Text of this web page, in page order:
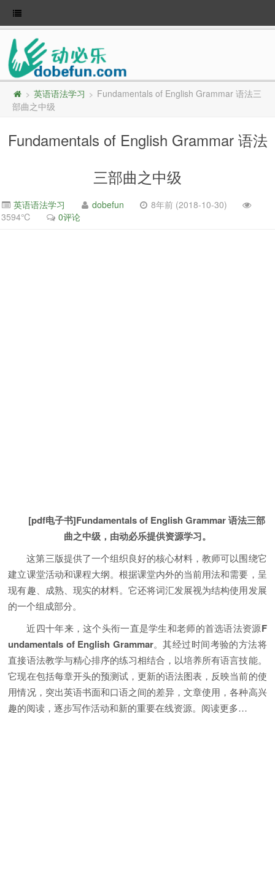
> 英语语法学习 > Fundamentals of English Grammar 语法三
部曲之中级
Fundamentals of English Grammar 语法
三部曲之中级
英语语法学习 dobefun
8年前 (2018-10-30)
3594℃
0评论
[pdf电子书]Fundamentals of English Grammar 语法三部
曲之中级，由动必乐提供资源学习。
这第三版提供了一个组织良好的核心材料，教师可以围绕它
建立课堂活动和课程大纲。根据课堂内外的当前用法和需要，呈
现有趣、成熟、现实的材料。它还将词汇发展视为结构使用发展
的一个组成部分。
近四十年来，这个头衔一直是学生和老师的首选语法资源F
undamentals of English Grammar。其经过时间考验的方法将
直接语法教学与精心排序的练习相结合，以培养所有语言技能。
它现在包括每章开头的预测试，更新的语法图表，反映当前的使
用情况，突出英语书面和口语之间的差异，文章使用，各种高兴
趣的阅读，逐步写作活动和新的重要在线资源。阅读更多…